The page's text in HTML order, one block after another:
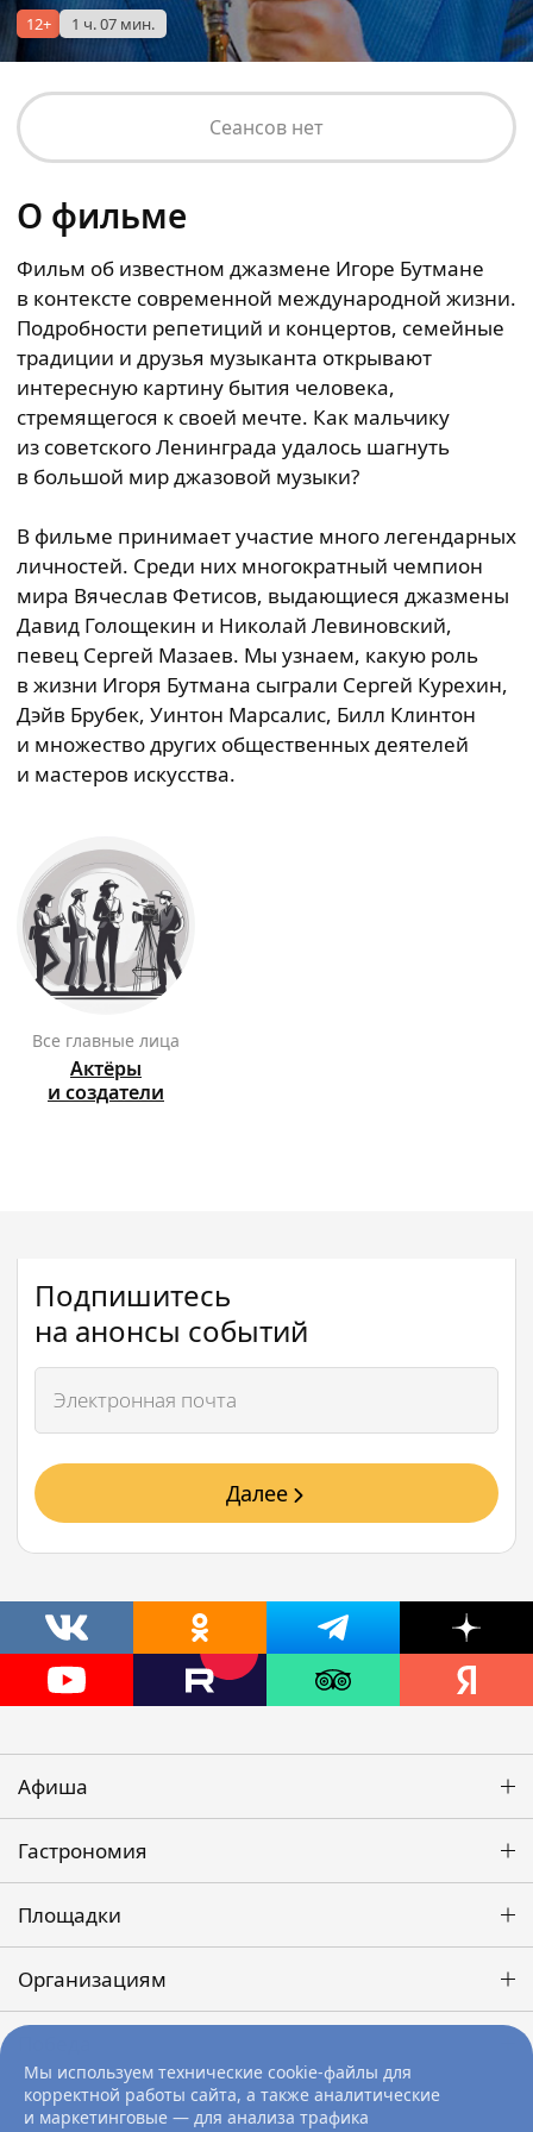
12+ 1 ч. 07 мин.
Сеансов нет
О фильме
Фильм об известном джазмене Игоре Бутмане
в контексте современной международной жизни.
Подробности репетиций и концертов, семейные
традиции и друзья музыканта открывают
интересную картину бытия человека,
стремящегося к своей мечте. Как мальчику
из советского Ленинграда удалось шагнуть
в большой мир джазовой музыки?
В фильме принимает участие много легендарных
личностей. Среди них многократный чемпион
мира Вячеслав Фетисов, выдающиеся джазмены
Давид Голощекин и Николай Левиновский,
певец Сергей Мазаев. Мы узнаем, какую роль
в жизни Игоря Бутмана сыграли Сергей Курехин,
Дэйв Брубек, Уинтон Марсалис, Билл Клинтон
и множество других общественных деятелей
и мастеров искусства.
Все главные лица
Актёры
и создатели
Мы используем технические cookie-файлы для
корректной работы сайта, а также аналитические
и маркетинговые — для анализа трафика
Подпишитесь
на анонсы событий
Далее
Афиша
Гастрономия
Площадки
Организациям